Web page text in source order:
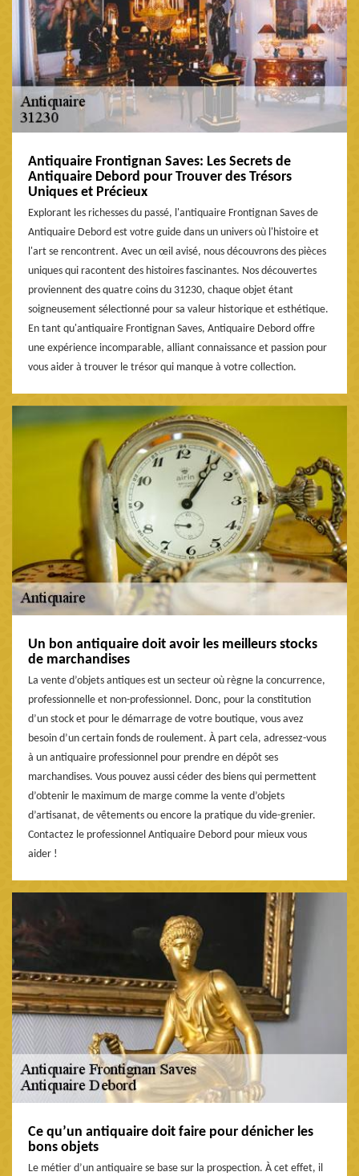
Antiquaire Frontignan Saves: Les Secrets de
Antiquaire Debord pour Trouver des Trésors
Uniques et Précieux
Explorant les richesses du passé, l'antiquaire Frontignan Saves de
Antiquaire Debord est votre guide dans un univers où l'histoire et
l'art se rencontrent. Avec un œil avisé, nous découvrons des pièces
uniques qui racontent des histoires fascinantes. Nos découvertes
proviennent des quatre coins du 31230, chaque objet étant
soigneusement sélectionné pour sa valeur historique et esthétique.
En tant qu'antiquaire Frontignan Saves, Antiquaire Debord offre
une expérience incomparable, alliant connaissance et passion pour
vous aider à trouver le trésor qui manque à votre collection.
Un bon antiquaire doit avoir les meilleurs stocks
de marchandises
La vente d’objets antiques est un secteur où règne la concurrence,
professionnelle et non-professionnel. Donc, pour la constitution
d’un stock et pour le démarrage de votre boutique, vous avez
besoin d’un certain fonds de roulement. À part cela, adressez-vous
à un antiquaire professionnel pour prendre en dépôt ses
marchandises. Vous pouvez aussi céder des biens qui permettent
d’obtenir le maximum de marge comme la vente d’objets
d’artisanat, de vêtements ou encore la pratique du vide-grenier.
Contactez le professionnel Antiquaire Debord pour mieux vous
aider !
Ce qu’un antiquaire doit faire pour dénicher les
bons objets
Le métier d’un antiquaire se base sur la prospection. À cet effet, il